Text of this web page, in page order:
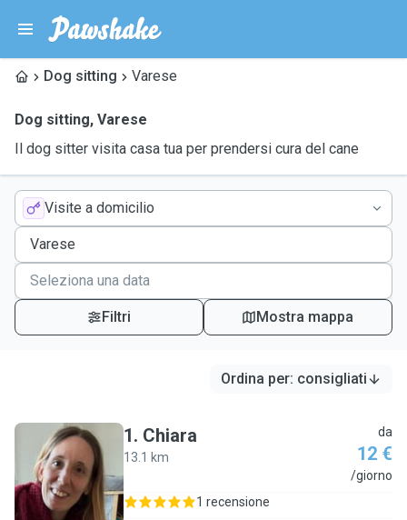
Dog sitting Varese
Dog sitting, Varese
Il dog sitter visita casa tua per prendersi cura del cane
Visite a domicilio
Filtri Mostra mappa
Ordina per: consigliati
C
1. Chiara
13.1 km
da
12 €
/giorno
1 recensione